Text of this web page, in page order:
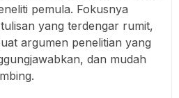
pemula. Fokusnya
yang terdengar rumit,
argumen penelitian yang
dan mudah